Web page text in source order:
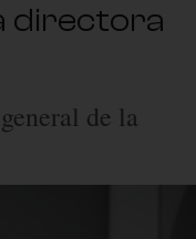
directora
de la